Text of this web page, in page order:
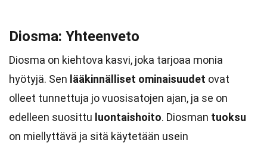
Diosma: Yhteenveto
Diosma on kiehtova kasvi, joka tarjoaa monia
hyötyjä. Sen lääkinnälliset ominaisuudet ovat
olleet tunnettuja jo vuosisatojen ajan, ja se on
edelleen suosittu luontaishoito. Diosman tuoksu
on miellyttävä ja sitä käytetään usein